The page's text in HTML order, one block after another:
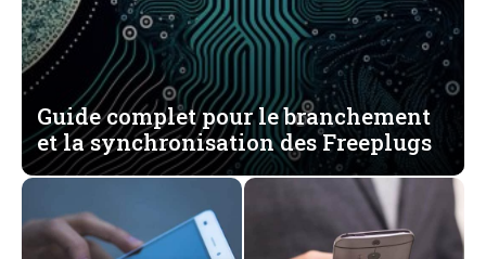
Guide complet pour le branchement
et la synchronisation des Freeplugs